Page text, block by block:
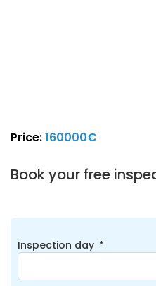
Price:160000€
Book your free
Inspection day